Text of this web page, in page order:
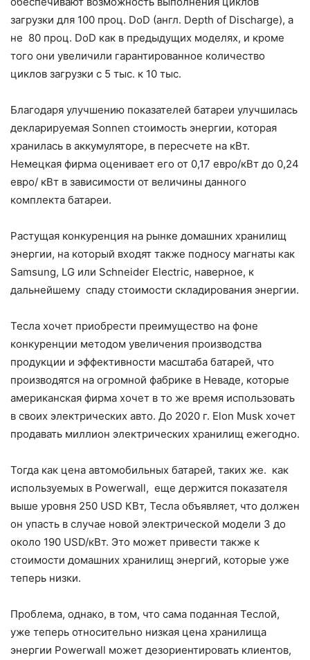
загрузки для 100 проц. DoD (англ. Depth of Discharge), а
не 80 проц. DoD как в предыдущих моделях, и кроме
того они увеличили гарантированное количество
циклов загрузки с 5 тыс. к 10 тыс.
Благодаря улучшению показателей батареи улучшилась
декларируемая Sonnen стоимость энергии, которая
хранилась в аккумуляторе, в пересчете на кВт.
Немецкая фирма оценивает его от 0,17 евро/кВт до 0,24
евро/ кВт в зависимости от величины данного
комплекта батареи.
Растущая конкуренция на рынке домашних хранилищ
энергии, на который входят также подносу магнаты как
Samsung, LG или Schneider Electric, наверное, к
дальнейшему спаду стоимости складирования энергии.
Тесла хочет приобрести преимущество на фоне
конкуренции методом увеличения производства
продукции и эффективности масштаба батарей, что
производятся на огромной фабрике в Неваде, которые
американская фирма хочет в то же время использовать
в своих электрических авто. До 2020 г. Elon Musk хочет
продавать миллион электрических хранилищ ежегодно.
Тогда как цена автомобильных батарей, таких же. как
используемых в Powerwall, еще держится показателя
выше уровня 250 USD КВт, Тесла объявляет, что должен
он упасть в случае новой электрической модели 3 до
около 190 USD/кВт. Это может привести также к
стоимости домашних хранилищ энергий, которые уже
теперь низки.
Проблема, однако, в том, что сама поданная Теслой,
уже теперь относительно низкая цена хранилища
энергии Powerwall может дезориентировать клиентов,